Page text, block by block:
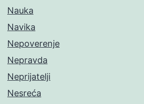
Nauka
Navika
Nepoverenje
Nepravda
Neprijatelji
Nesreća